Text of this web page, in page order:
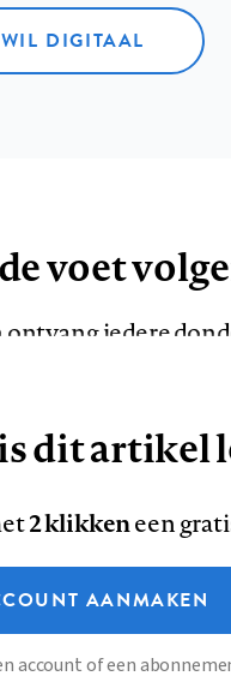
DIGITAAL
voet
iedere
Disclaimer Privacy
Deze site
dit artikel
2 klikkeneen
AANMAKEN
account of een